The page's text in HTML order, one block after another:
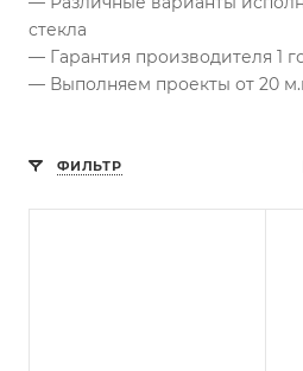
стекла
— Гарантия производителя 1
— Выполняем проекты от 20
ФИЛЬТР